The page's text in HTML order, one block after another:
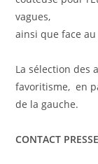
vagues,
ainsi que face
La sélection des
favoritisme, en
de la gauche.
CONTACT